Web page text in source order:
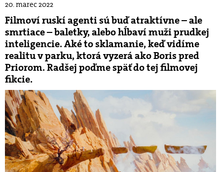
20. marec 2022
Filmoví ruskí agenti sú buď atraktívne – ale
smrtiace – baletky, alebo hĺbaví muži prudkej
inteligencie. Aké to sklamanie, keď vidíme
realitu v parku, ktorá vyzerá ako Boris pred
Priorom. Radšej poďme späť do tej filmovej
fikcie.